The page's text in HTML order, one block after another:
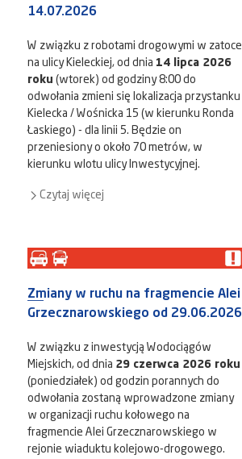
14.07.2026
W związku z robotami drogowymi w zatoce
na ulicy Kieleckiej, od dnia 14 lipca 2026
roku (wtorek) od godziny 8:00 do
odwołania zmieni się lokalizacja przystanku
Kielecka / Wośnicka 15 (w kierunku Ronda
Łaskiego) - dla linii 5. Będzie on
przeniesiony o około 70 metrów, w
kierunku wlotu ulicy Inwestycyjnej.
Czytaj więcej
Zmiany w ruchu na fragmencie Alei
Grzecznarowskiego od 29.06.2026
W związku z inwestycją Wodociągów
Miejskich, od dnia 29 czerwca 2026 roku
(poniedziałek) od godzin porannych do
odwołania zostaną wprowadzone zmiany
w organizacji ruchu kołowego na
fragmencie Alei Grzecznarowskiego w
rejonie wiaduktu kolejowo-drogowego.